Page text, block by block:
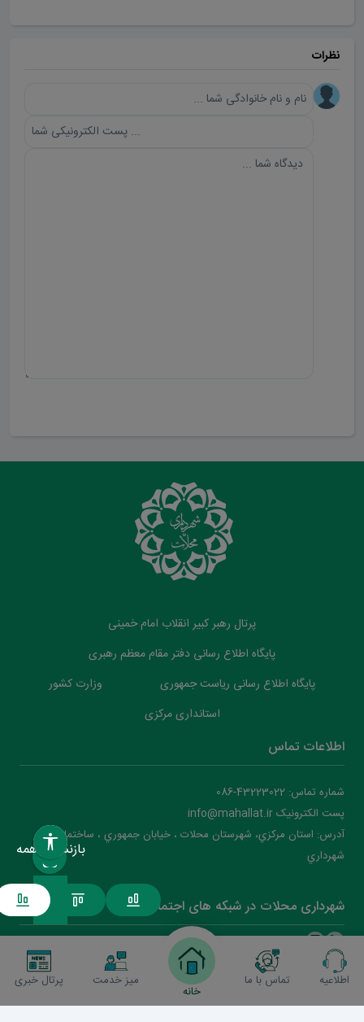
اطلاعیه تماس با ما
خانه
میز خدمت پرتال خبری
نظرات
پرتال رهبر کبیر انقلاب امام خمینی
پایگاه اطلاع رسانی دفتر مقام معظم رهبری
پایگاه اطلاع رسانی ریاست جمهوری
وزارت کشور
استانداری مرکزی
اطلاعات تماس
شماره تماس: 43223022-086
پست الکترونیک info@mahallat.ir
آدرس: استان مرکزي، شهرستان محلات ‌‌‌، خيابان جمهوري ، ساختمان
شهرداري
شهرداری محلات در شبکه های اجتماعی
شهرداری محلات 2026(نسخه )
بازنشانی همه